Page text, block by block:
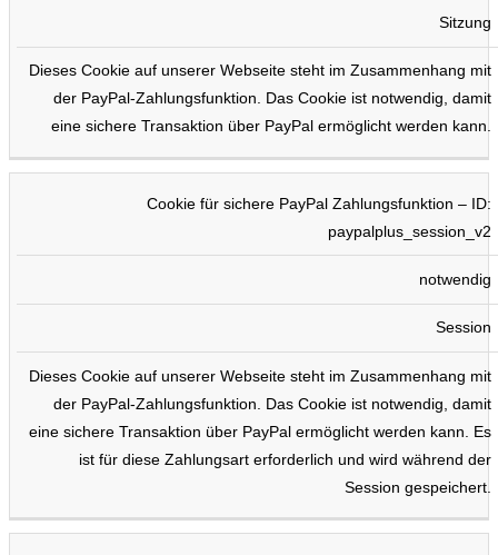
Sitzung
Dieses Cookie auf unserer Webseite steht im Zusammenhang mit
der PayPal-Zahlungsfunktion. Das Cookie ist notwendig, damit
eine sichere Transaktion über PayPal ermöglicht werden kann.
Cookie für sichere PayPal Zahlungsfunktion – ID:
paypalplus_session_v2
notwendig
Session
Dieses Cookie auf unserer Webseite steht im Zusammenhang mit
der PayPal-Zahlungsfunktion. Das Cookie ist notwendig, damit
eine sichere Transaktion über PayPal ermöglicht werden kann. Es
ist für diese Zahlungsart erforderlich und wird während der
Session gespeichert.